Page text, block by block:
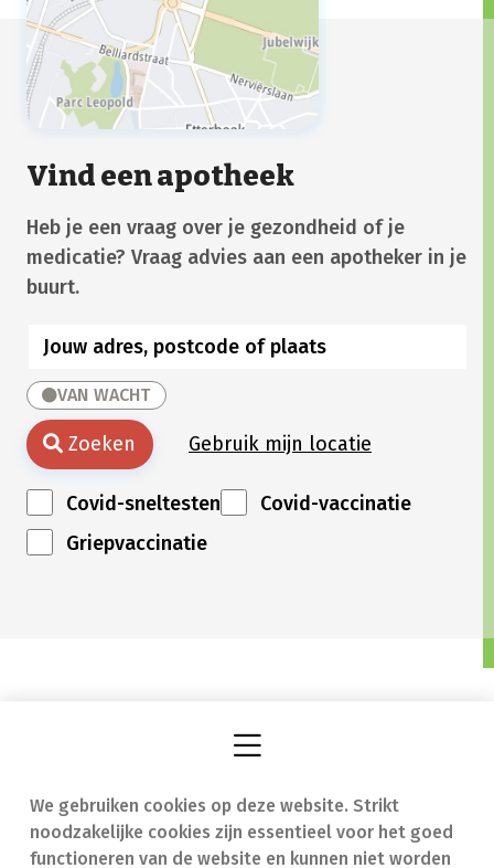
We gebruiken cookies op deze website. Strikt
noodzakelijke cookies zijn essentieel voor het goed
functioneren van de website en kunnen niet worden
Vind een apotheek
Heb je een vraag over je gezondheid of je
medicatie? Vraag advies aan een apotheker in je
buurt.
VAN WACHT
Zoeken Gebruik mijn locatie
Covid-sneltesten
Covid-vaccinatie
Griepvaccinatie
Vind een apotheek
Onze expertise
In geval van nood
Contact